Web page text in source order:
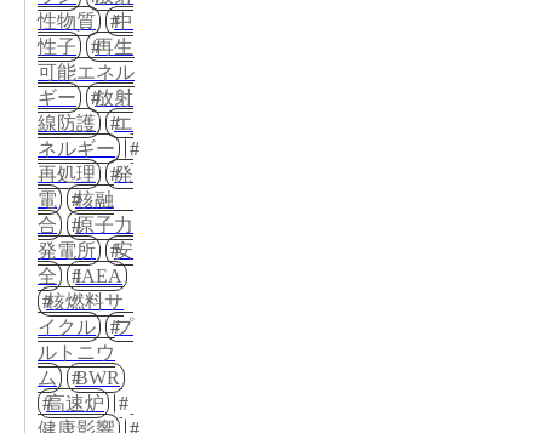
性物質
中
性子
再生
可能エネル
ギー
放射
線防護
エ
ネルギー
再処理
発
電
核融
合
原子力
発電所
安
全
IAEA
核燃料サ
イクル
プ
ルトニウ
ム
BWR
高速炉
健康影響